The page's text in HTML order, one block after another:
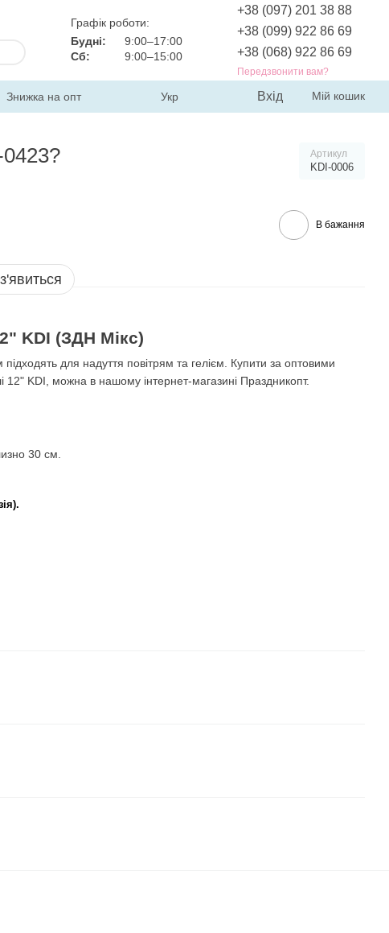
Графік роботи:
Будні:
9:00–17:00
Сб:
9:00–15:00
+38 (097) 201 38 88
+38 (099) 922 86 69
+38 (068) 922 86 69
Передзвонити вам?
Знижка на опт
Укр Вхід Мій кошик
Артикул
KDI-0006
В бажання
KDI (ЗДН Мікс)
підходять для надуття повітрям та гелієм. Купити за оптовими
12" KDI, можна в нашому інтернет-магазині Праздникопт.
30 см.